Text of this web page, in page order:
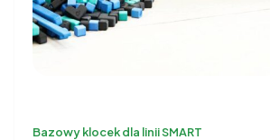
Bazowy klocek dla linii SMART